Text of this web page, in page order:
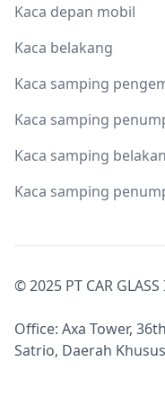
Kaca depan mobil
Kaca belakang
Kaca samping
Kaca samping
Kaca samping
Kaca samping
© 2025 PT CAR
Office: Axa Tower,
Satrio, Daerah